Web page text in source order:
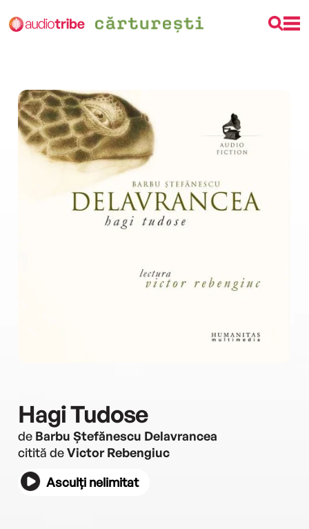
Hagi Tudose
de Barbu Ștefănescu Delavrancea
citită deVictor Rebengiuc
Asculți nelimitat